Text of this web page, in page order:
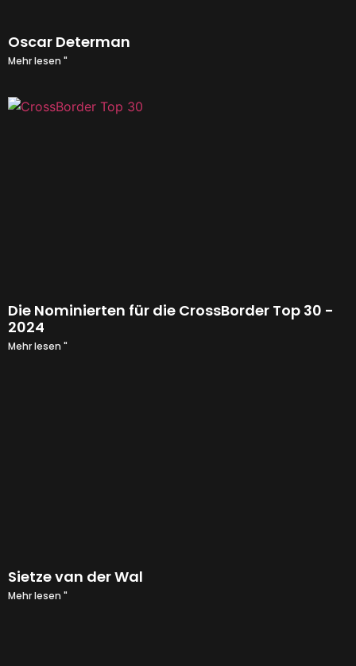
Oscar Determan
Mehr lesen "
Die Nominierten für die CrossBorder Top 30 -
2024
Mehr lesen "
Sietze van der Wal
Mehr lesen "